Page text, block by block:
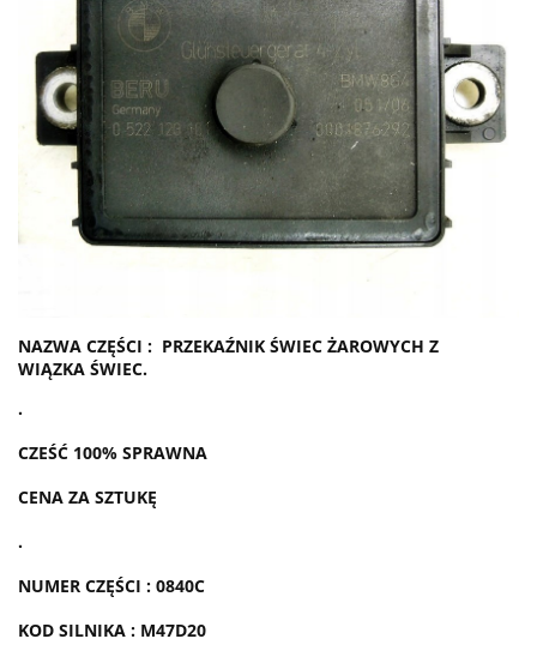
NAZWA CZĘŚCI : PRZEKAŹNIK ŚWIEC ŻAROWYCH Z
WIĄZKA ŚWIEC.
.
CZEŚĆ 100% SPRAWNA
CENA ZA SZTUKĘ
.
NUMER CZĘŚCI : 0840C
KOD SILNIKA : M47D20